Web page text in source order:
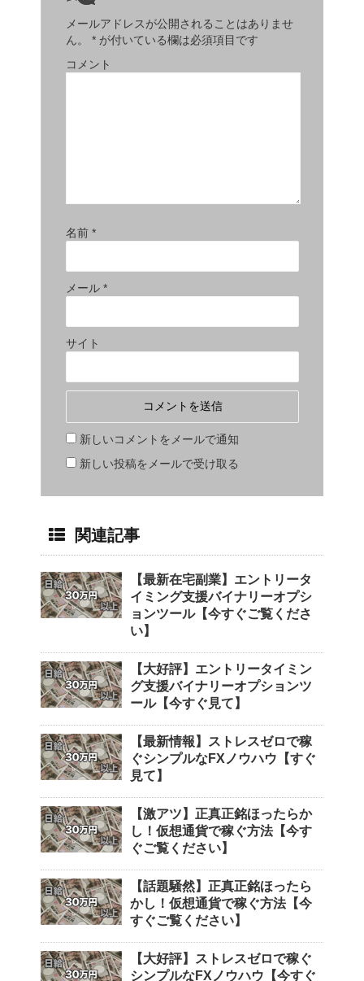
メールアドレスが公開されることはありませ
ん。
* が付いている欄は必須項目です
コメント
名前 *
メール *
サイト
新しいコメントをメールで通知
新しい投稿をメールで受け取る
関連記事
【最新在宅副業】エントリータ
イミング支援バイナリーオプシ
ョンツール【今すぐご覧くださ
い】
【大好評】エントリータイミン
グ支援バイナリーオプションツ
ール【今すぐ見て】
【最新情報】ストレスゼロで稼
ぐシンプルなFXノウハウ【すぐ
見て】
【激アツ】正真正銘ほったらか
し！仮想通貨で稼ぐ方法【今す
ぐご覧ください】
【話題騒然】正真正銘ほったら
かし！仮想通貨で稼ぐ方法【今
すぐご覧ください】
【大好評】ストレスゼロで稼ぐ
シンプルなFXノウハウ【今すぐ